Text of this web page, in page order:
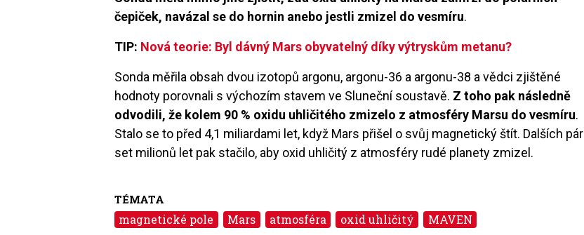
čepiček, navázal se do hornin anebo jestli zmizel do vesmíru.
TIP: Nová teorie: Byl dávný Mars obyvatelný díky výtryskům metanu?
Sonda měřila obsah dvou izotopů argonu, argonu-36 a argonu-38 a vědci zjištěné
hodnoty porovnali s výchozím stavem ve Sluneční soustavě. Z toho pak následně
odvodili, že kolem 90 % oxidu uhličitého zmizelo z atmosféry Marsu do vesmíru.
Stalo se to před 4,1 miliardami let, když Mars přišel o svůj magnetický štít. Dalších pár
set milionů let pak stačilo, aby oxid uhličitý z atmosféry rudé planety zmizel.
TÉMATA
magnetické pole Mars atmosféra oxid uhličitý MAVEN